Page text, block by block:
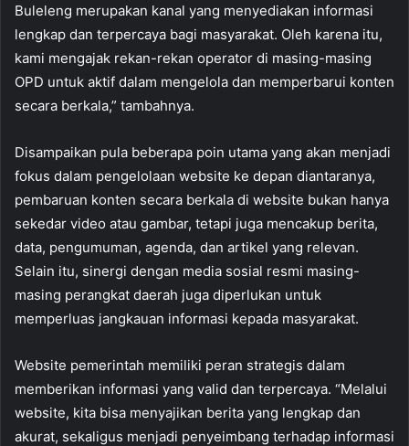
Buleleng merupakan kanal yang menyediakan informasi
lengkap dan terpercaya bagi masyarakat. Oleh karena itu,
kami mengajak rekan-rekan operator di masing-masing
OPD untuk aktif dalam mengelola dan memperbarui konten
secara berkala,” tambahnya.
Disampaikan pula beberapa poin utama yang akan menjadi
fokus dalam pengelolaan website ke depan diantaranya,
pembaruan konten secara berkala di website bukan hanya
sekedar video atau gambar, tetapi juga mencakup berita,
data, pengumuman, agenda, dan artikel yang relevan.
Selain itu, sinergi dengan media sosial resmi masing-
masing perangkat daerah juga diperlukan untuk
memperluas jangkauan informasi kepada masyarakat.
Website pemerintah memiliki peran strategis dalam
memberikan informasi yang valid dan terpercaya. “Melalui
website, kita bisa menyajikan berita yang lengkap dan
akurat, sekaligus menjadi penyeimbang terhadap informasi